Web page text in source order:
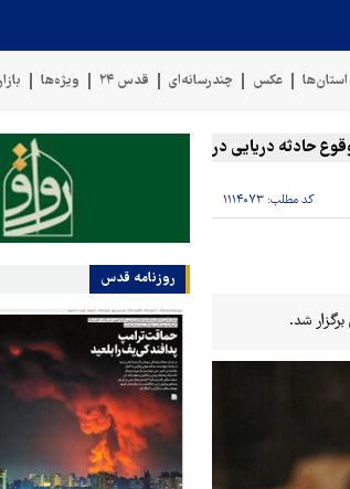
استان‌ها عکس چندرسانه‌ای قدس ۲۴ ویژه‌ها
حادثه دریایی در سواحل عمان سخنگوی
کد مطلب: ۱۱۱۴۰۷۳
شد.
روزنامه قدس